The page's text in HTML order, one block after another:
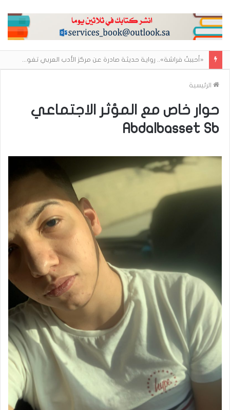
«أحببتُ فراشة».. رواية حديثة صادرة عن مركز الأدب العربي تغوص في هشاشة الحب وصراعات الذات
الرئيسية
حوار خاص مع المؤثر الاجتماعي
Abdalbasset Sb